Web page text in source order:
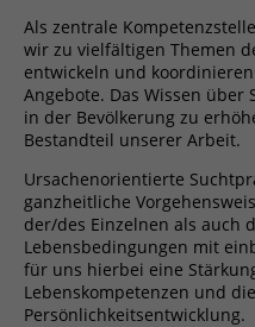
Als zentrale
wir zu vielfältigen Themen
entwickeln und
Angebote. Das Wissen
in der Bevölkerung zu
Bestandteil unserer Arbeit.
Ursachenorientierte
ganzheitliche
der/des Einzelnen als auch
Lebensbedingungen mit
für uns hierbei eine
Lebenskompetenzen und
Persönlichkeitsentwicklung.